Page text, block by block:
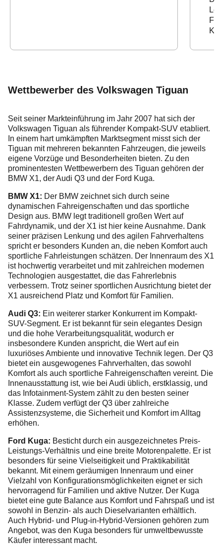
Wettbewerber des Volkswagen Tiguan
Seit seiner Markteinführung im Jahr 2007 hat sich der
Volkswagen Tiguan als führender Kompakt-SUV etabliert.
In einem hart umkämpften Marktsegment misst sich der
Tiguan mit mehreren bekannten Fahrzeugen, die jeweils
eigene Vorzüge und Besonderheiten bieten. Zu den
prominentesten Wettbewerbern des Tiguan gehören der
BMW X1, der Audi Q3 und der Ford Kuga.
BMW X1: Der BMW zeichnet sich durch seine
dynamischen Fahreigenschaften und das sportliche
Design aus. BMW legt traditionell großen Wert auf
Fahrdynamik, und der X1 ist hier keine Ausnahme. Dank
seiner präzisen Lenkung und des agilen Fahrverhaltens
spricht er besonders Kunden an, die neben Komfort auch
sportliche Fahrleistungen schätzen. Der Innenraum des X1
ist hochwertig verarbeitet und mit zahlreichen modernen
Technologien ausgestattet, die das Fahrerlebnis
verbessern. Trotz seiner sportlichen Ausrichtung bietet der
X1 ausreichend Platz und Komfort für Familien.
Audi Q3: Ein weiterer starker Konkurrent im Kompakt-
SUV-Segment. Er ist bekannt für sein elegantes Design
und die hohe Verarbeitungsqualität, wodurch er
insbesondere Kunden anspricht, die Wert auf ein
luxuriöses Ambiente und innovative Technik legen. Der Q3
bietet ein ausgewogenes Fahrverhalten, das sowohl
Komfort als auch sportliche Fahreigenschaften vereint. Die
Innenausstattung ist, wie bei Audi üblich, erstklassig, und
das Infotainment-System zählt zu den besten seiner
Klasse. Zudem verfügt der Q3 über zahlreiche
Assistenzsysteme, die Sicherheit und Komfort im Alltag
erhöhen.
Ford Kuga: Besticht durch ein ausgezeichnetes Preis-
Leistungs-Verhältnis und eine breite Motorenpalette. Er ist
besonders für seine Vielseitigkeit und Praktikabilität
bekannt. Mit einem geräumigen Innenraum und einer
Vielzahl von Konfigurationsmöglichkeiten eignet er sich
hervorragend für Familien und aktive Nutzer. Der Kuga
bietet eine gute Balance aus Komfort und Fahrspaß und ist
sowohl in Benzin- als auch Dieselvarianten erhältlich.
Auch Hybrid- und Plug-in-Hybrid-Versionen gehören zum
Angebot, was den Kuga besonders für umweltbewusste
Käufer interessant macht.